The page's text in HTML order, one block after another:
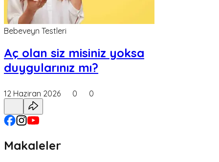
Bebeveyn Testleri
Aç olan siz misiniz yoksa
duygularınız mı?
12 Haziran 2026 0 0
Makaleler